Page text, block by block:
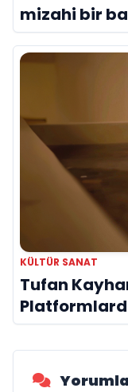
mizahi bir
KÜLTÜR SANAT
Tufan
Ulaştı